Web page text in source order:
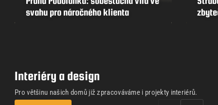
svahu pro náročného klienta
Interiéry a design
Pro většinu našich domů již zpracováváme i projekty interiérů.